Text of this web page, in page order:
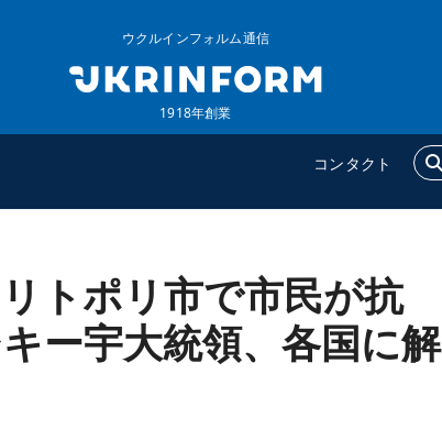
ウクルインフォルム通信
1918年創業
コンタクト
ンフォルム
ンフォルムについ
追加
特集
インタビュー
トポリ市で市民が抗
ー宇大統領、各国に解